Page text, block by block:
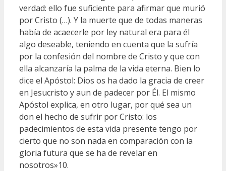
verdad: ello fue suficiente para afirmar que murió
por Cristo (…). Y la muerte que de todas maneras
había de acaecerle por ley natural era para él
algo deseable, teniendo en cuenta que la sufría
por la confesión del nombre de Cristo y que con
ella alcanzaría la palma de la vida eterna. Bien lo
dice el Apóstol: Dios os ha dado la gracia de creer
en Jesucristo y aun de padecer por Él. El mismo
Apóstol explica, en otro lugar, por qué sea un
don el hecho de sufrir por Cristo: los
padecimientos de esta vida presente tengo por
cierto que no son nada en comparación con la
gloria futura que se ha de revelar en
nosotros»10.